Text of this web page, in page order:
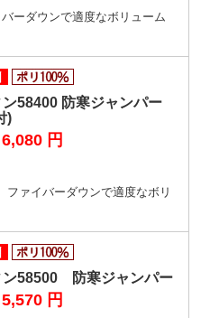
ーダウンで適度なボリューム
58400 防寒ジャンパー
)
円
ァイバーダウンで適度なボリ
ン58500 防寒ジャンパー
円